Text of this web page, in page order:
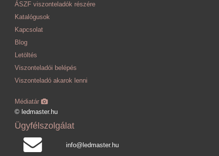
ÁSZF viszonteladók részére
Katalógusok
Kapcsolat
Blog
Letöltés
Viszonteladói belépés
Viszonteladó akarok lenni
Médiatár
© ledmaster.hu
Ügyfélszolgálat
info@ledmaster.hu